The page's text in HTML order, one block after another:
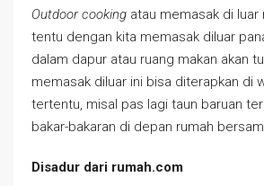
Outdoor cooking atau memasak di luar
tentu dengan kita memasak diluar
dalam dapur atau ruang makan akan
memasak diluar ini bisa diterapkan di
tertentu, misal pas lagi taun baruan
bakar-bakaran di depan rumah
Disadur dari rumah.com